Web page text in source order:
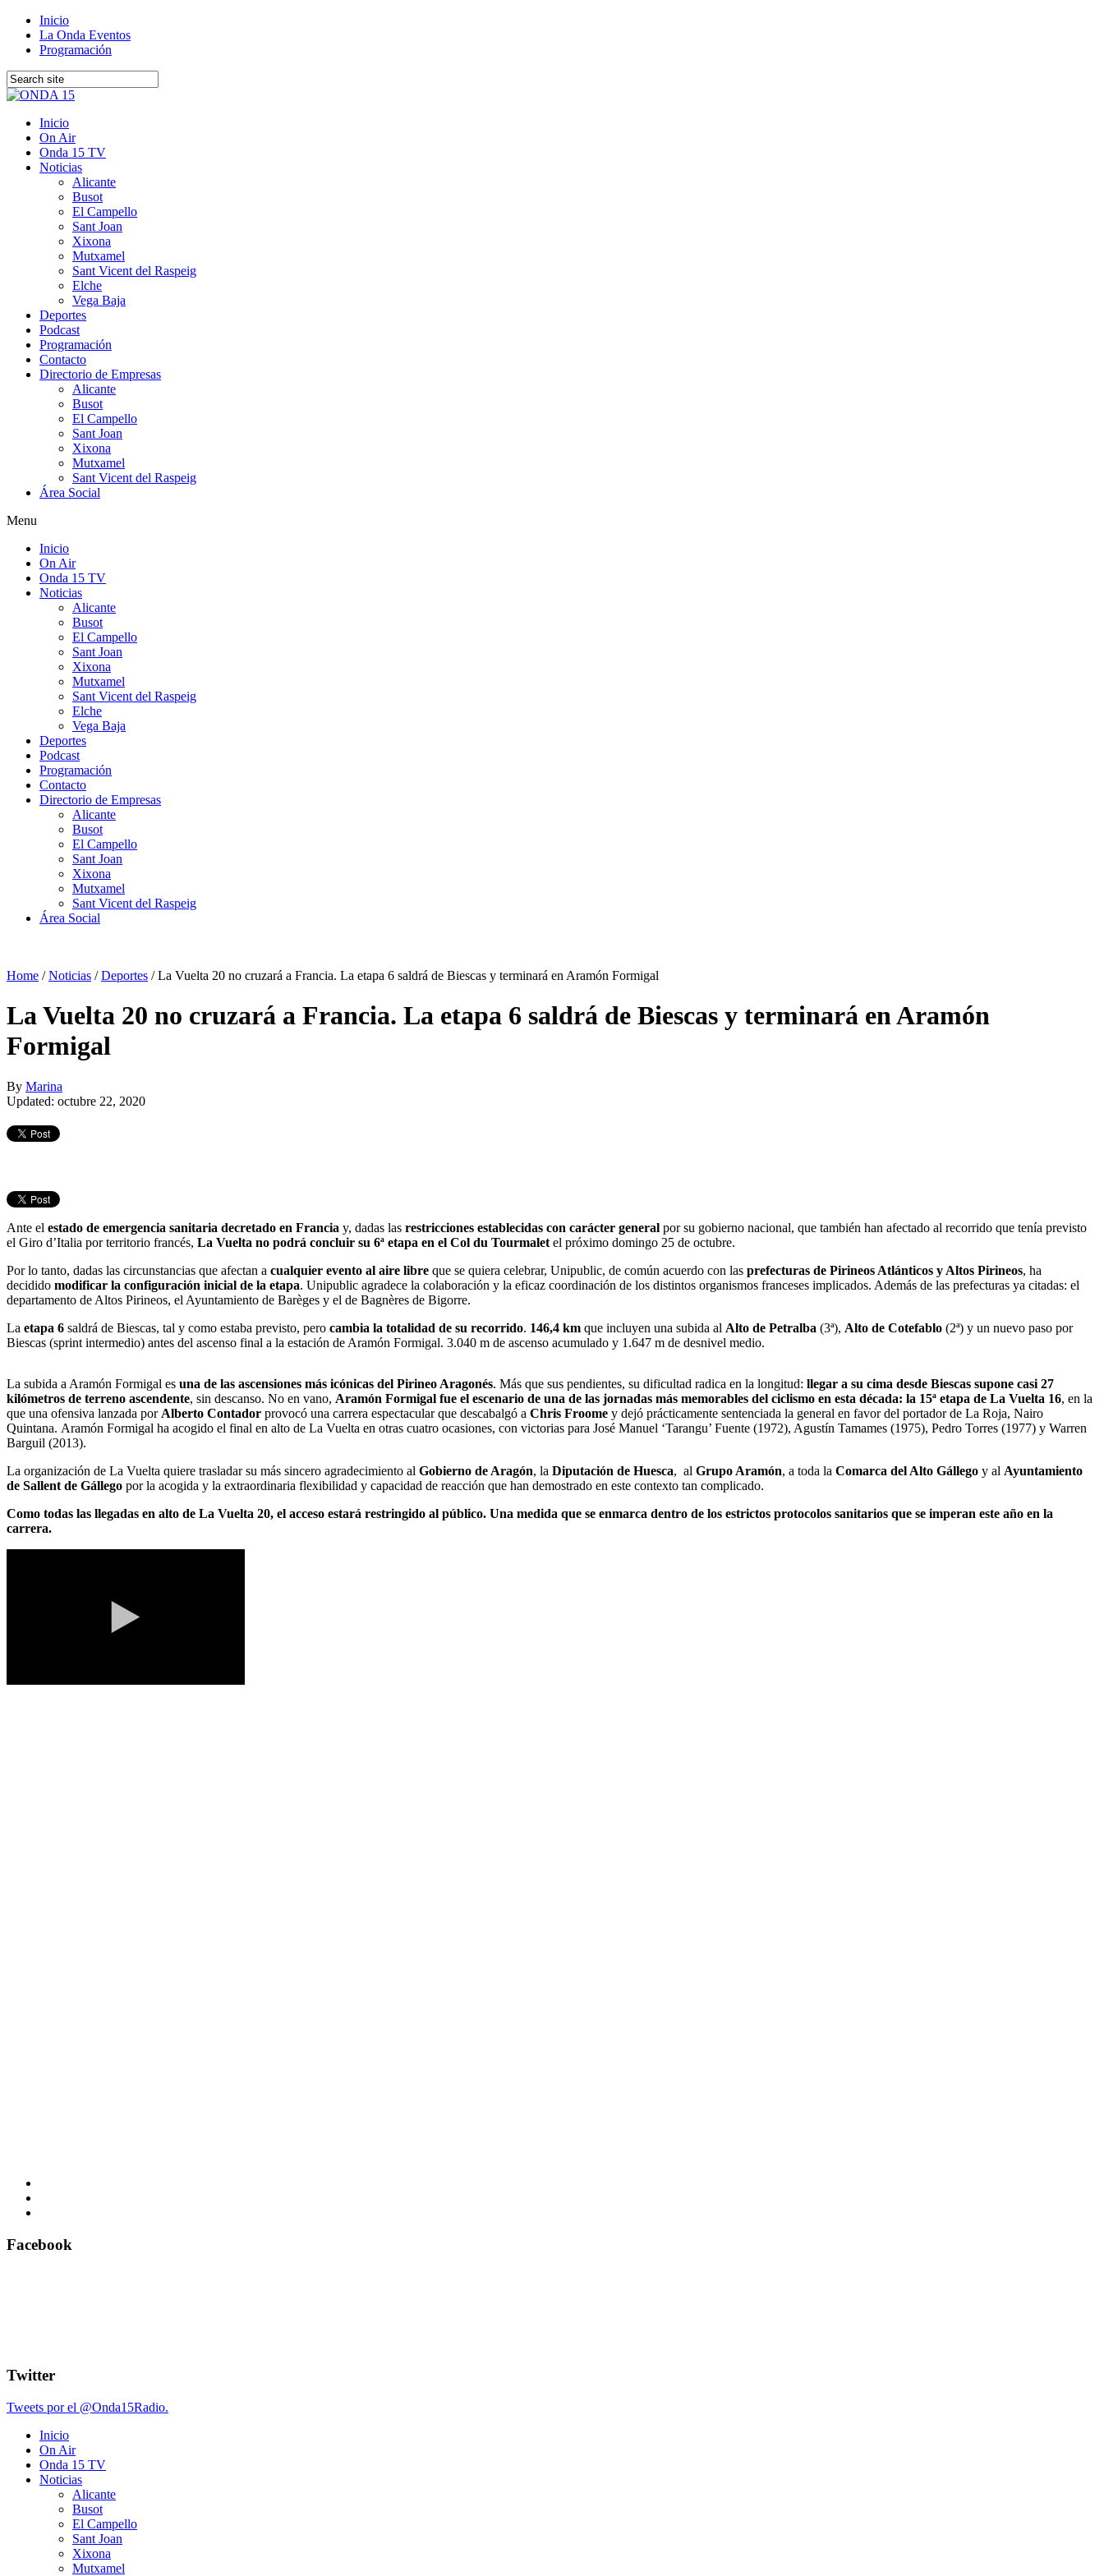
Inicio
La Onda Eventos
Programación
Inicio
On Air
Onda 15 TV
Noticias
Alicante
Busot
El Campello
Sant Joan
Xixona
Mutxamel
Sant Vicent del Raspeig
Elche
Vega Baja
Deportes
Podcast
Programación
Contacto
Directorio de Empresas
Alicante
Busot
El Campello
Sant Joan
Xixona
Mutxamel
Sant Vicent del Raspeig
Área Social
Menu
Inicio
On Air
Onda 15 TV
Noticias
Alicante
Busot
El Campello
Sant Joan
Xixona
Mutxamel
Sant Vicent del Raspeig
Elche
Vega Baja
Deportes
Podcast
Programación
Contacto
Directorio de Empresas
Alicante
Busot
El Campello
Sant Joan
Xixona
Mutxamel
Sant Vicent del Raspeig
Área Social
Home /Noticias /Deportes /La Vuelta 20 no cruzará a Francia. La etapa 6 saldrá de Biescas y terminará en Aramón Formigal
La Vuelta 20 no cruzará a Francia. La etapa 6 saldrá de Biescas y terminará en Aramón
Formigal
By Marina
Updated: octubre 22, 2020
Ante el estado de emergencia sanitaria decretado en Francia y, dadas las restricciones establecidas con carácter general por su gobierno nacional, que también han afectado al recorrido que tenía previsto
el Giro d’Italia por territorio francés, La Vuelta no podrá concluir su 6ª etapa en el Col du Tourmalet el próximo domingo 25 de octubre.
Por lo tanto, dadas las circunstancias que afectan a cualquier evento al aire libre que se quiera celebrar, Unipublic, de común acuerdo con las prefecturas de Pirineos Atlánticos y Altos Pirineos, ha
decidido modificar la configuración inicial de la etapa. Unipublic agradece la colaboración y la eficaz coordinación de los distintos organismos franceses implicados. Además de las prefecturas ya citadas: el
departamento de Altos Pirineos, el Ayuntamiento de Barèges y el de Bagnères de Bigorre.
La etapa 6 saldrá de Biescas, tal y como estaba previsto, pero cambia la totalidad de su recorrido. 146,4 km que incluyen una subida al Alto de Petralba (3ª), Alto de Cotefablo (2ª) y un nuevo paso por
Biescas (sprint intermedio) antes del ascenso final a la estación de Aramón Formigal. 3.040 m de ascenso acumulado y 1.647 m de desnivel medio.
La subida a Aramón Formigal es una de las ascensiones más icónicas del Pirineo Aragonés. Más que sus pendientes, su dificultad radica en la longitud: llegar a su cima desde Biescas supone casi 27
kilómetros de terreno ascendente, sin descanso. No en vano, Aramón Formigal fue el escenario de una de las jornadas más memorables del ciclismo en esta década: la 15ª etapa de La Vuelta 16, en la
que una ofensiva lanzada por Alberto Contador provocó una carrera espectacular que descabalgó a Chris Froome y dejó prácticamente sentenciada la general en favor del portador de La Roja, Nairo
Quintana. Aramón Formigal ha acogido el final en alto de La Vuelta en otras cuatro ocasiones, con victorias para José Manuel ‘Tarangu’ Fuente (1972), Agustín Tamames (1975), Pedro Torres (1977) y Warren
Barguil (2013).
La organización de La Vuelta quiere trasladar su más sincero agradecimiento al Gobierno de Aragón, la Diputación de Huesca, al Grupo Aramón, a toda la Comarca del Alto Gállego y al Ayuntamiento
de Sallent de Gállego por la acogida y la extraordinaria flexibilidad y capacidad de reacción que han demostrado en este contexto tan complicado.
Como todas las llegadas en alto de La Vuelta 20, el acceso estará restringido al público. Una medida que se enmarca dentro de los estrictos protocolos sanitarios que se imperan este año en la
carrera.
Facebook
Twitter
Tweets por el @Onda15Radio.
Inicio
On Air
Onda 15 TV
Noticias
Alicante
Busot
El Campello
Sant Joan
Xixona
Mutxamel